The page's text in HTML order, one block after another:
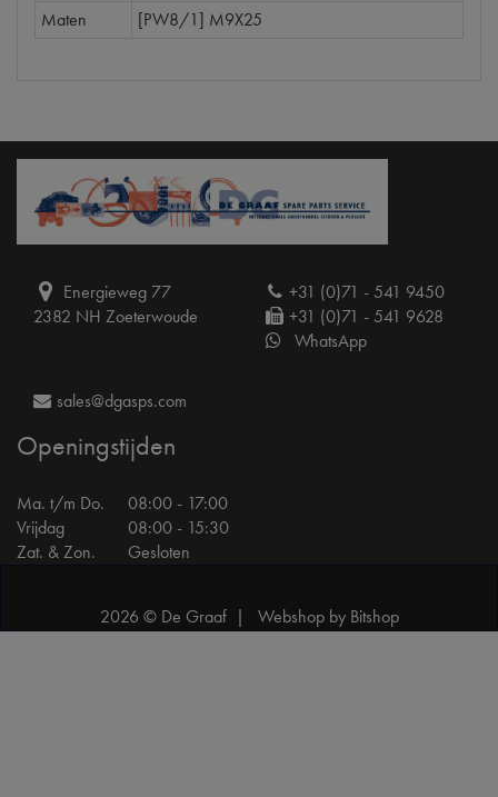
Maten
[PW8/1] M9X25
Energieweg 77
2382 NH Zoeterwoude
+31 (0)71 - 541 9450
+31 (0)71 - 541 9628
WhatsApp
sales@dgasps.com
Openingstijden
Ma. t/m Do.
08:00 - 17:00
Vrijdag
08:00 - 15:30
Zat. & Zon.
Gesloten
2026 © De Graaf | Webshop by Bitshop